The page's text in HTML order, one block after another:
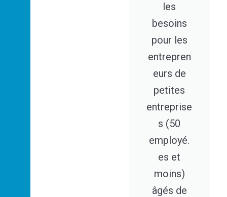
les
besoins
pour les
entrepren
eurs de
petites
entreprise
s (50
employé.
es et
moins)
âgés de